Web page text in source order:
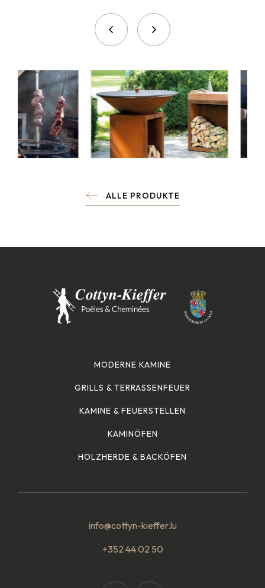
ALLE PRODUKTE
MODERNE KAMINE
GRILLS & TERRASSENFEUER
KAMINE & FEUERSTELLEN
KAMINÖFEN
HOLZHERDE & BACKÖFEN
info@cottyn-kieffer.lu
+352 44 02 50